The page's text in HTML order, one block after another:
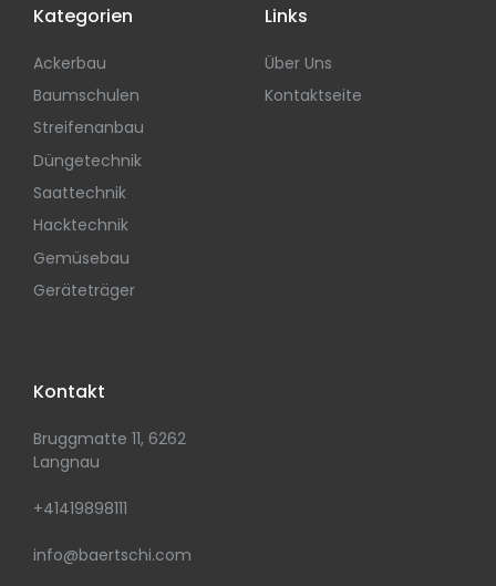
Kategorien
Ackerbau
Baumschulen
Streifenanbau
Düngetechnik
Saattechnik
Hacktechnik
Gemüsebau
Geräteträger
Links
Über Uns
Kontaktseite
Kontakt
Bruggmatte 11, 6262
Langnau
+41419898111
info@baertschi.com